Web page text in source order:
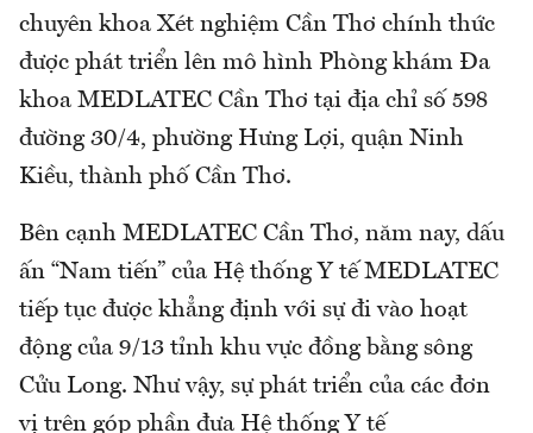
chuyên khoa Xét nghiệm Cần Thơ chính thức
được phát triển lên mô hình Phòng khám Đa
khoa MEDLATEC Cần Thơ tại địa chỉ số 598
đường 30/4, phường Hưng Lợi, quận Ninh
Kiều, thành phố Cần Thơ.
Bên cạnh MEDLATEC Cần Thơ, năm nay, dấu
ấn “Nam tiến” của Hệ thống Y tế MEDLATEC
tiếp tục được khẳng định với sự đi vào hoạt
động của 9/13 tỉnh khu vực đồng bằng sông
Cửu Long. Như vậy, sự phát triển của các đơn
vị trên góp phần đưa Hệ thống Y tế